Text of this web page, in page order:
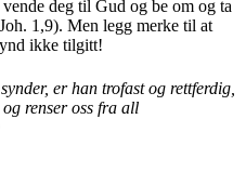
deg til Gud og be om og ta
1,9). Men legg merke til at
ikke tilgitt!
er han trofast og rettferdig,
renser oss fra all